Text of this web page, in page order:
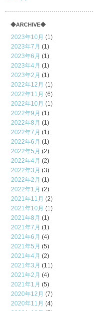
◆ARCHIVE◆
2023年10月 (1)
2023年7月 (1)
2023年6月 (1)
2023年4月 (1)
2023年2月 (1)
2022年12月 (1)
2022年11月 (6)
2022年10月 (1)
2022年9月 (1)
2022年8月 (1)
2022年7月 (1)
2022年6月 (1)
2022年5月 (2)
2022年4月 (2)
2022年3月 (3)
2022年2月 (1)
2022年1月 (2)
2021年11月 (2)
2021年10月 (1)
2021年8月 (1)
2021年7月 (1)
2021年6月 (4)
2021年5月 (5)
2021年4月 (2)
2021年3月 (11)
2021年2月 (4)
2021年1月 (5)
2020年12月 (7)
2020年11月 (4)